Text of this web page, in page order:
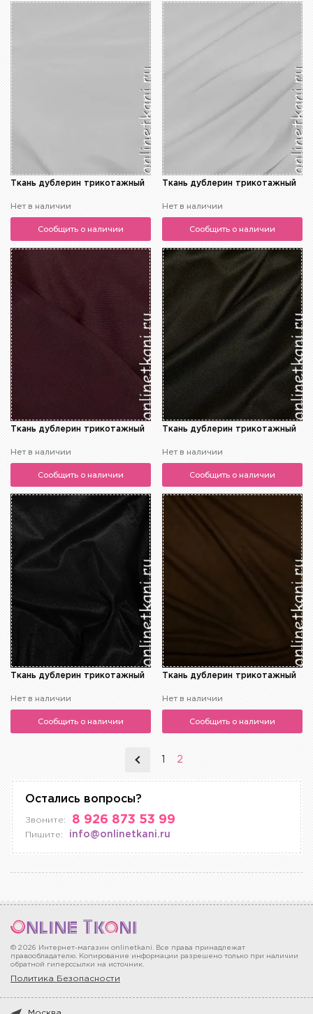
Ткань дублерин трикотажный
Нет в наличии
Сообщить о наличии
Ткань дублерин трикотажный
Нет в наличии
Сообщить о наличии
Ткань дублерин трикотажный
Нет в наличии
Сообщить о наличии
Ткань дублерин трикотажный
Нет в наличии
Сообщить о наличии
Ткань дублерин трикотажный
Нет в наличии
Сообщить о наличии
Ткань дублерин трикотажный
Нет в наличии
Сообщить о наличии
2
Остались вопросы?
Звоните: 8 926 873 53 99
Пишите: info@onlinetkani.ru
© 2026 Интернет-магазин onlinetkani. Все права принадлежат
правообладателю. Копирование информации разрешено только при наличии
обратной гиперссылки на источник.
Политика Безопасности